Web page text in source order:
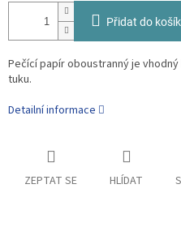
Přidat do
Pečící papír oboustranný je
tuku.
Detailní informace
ZEPTAT SE HLÍDAT